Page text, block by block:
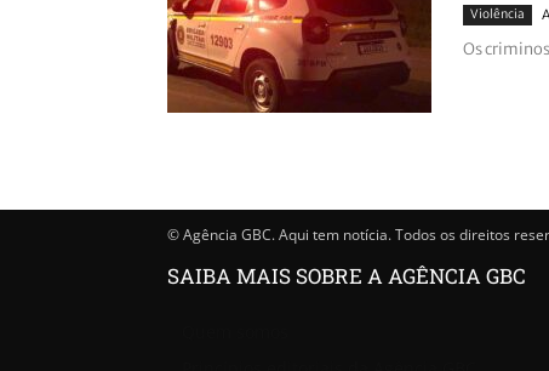
Violência
Os
© Agência GBC. Aqui tem notícia. Todos os direitos
SAIBA MAIS SOBRE A AGÊNCIA GBC